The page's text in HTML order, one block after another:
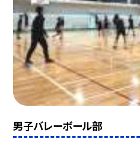
男子バレーボール部